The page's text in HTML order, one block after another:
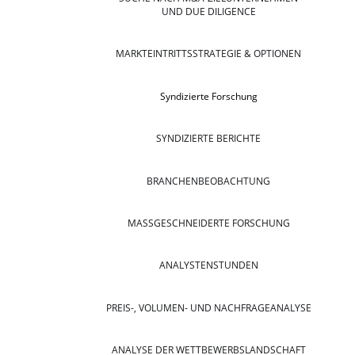
UND DUE DILIGENCE
MARKTEINTRITTSSTRATEGIE & OPTIONEN
Syndizierte Forschung
SYNDIZIERTE BERICHTE
BRANCHENBEOBACHTUNG
MASSGESCHNEIDERTE FORSCHUNG
ANALYSTENSTUNDEN
PREIS-, VOLUMEN- UND NACHFRAGEANALYSE
ANALYSE DER WETTBEWERBSLANDSCHAFT